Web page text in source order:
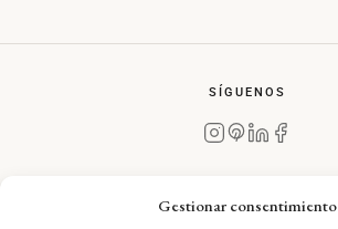
Gestionar consentimiento
SÍGUENOS